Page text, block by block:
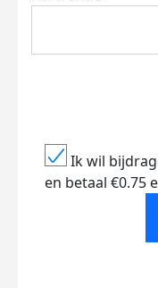
Ik wil
en betaal €0.75